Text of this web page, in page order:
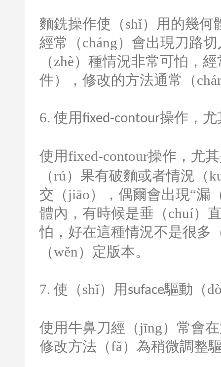
麵銑操作使（shǐ）用的幾
經常（cháng）會出現刀路
（zhè）種情況非常可怕，
件），修改的方法通常（
6. 使用fixed-contour操作，
使用fixed-contour操作，尤
（rú）果有破麵或者情況（
交（jiāo），偶爾會出現“漏
體內，有時候是垂（chuí）
怕，好在這種情況不是很多
（wěn）定版本。
7. 使（shǐ）用 suface驅動（
使用牛鼻刀經（jīng）常會
修改方法（fǎ）為稍微調整